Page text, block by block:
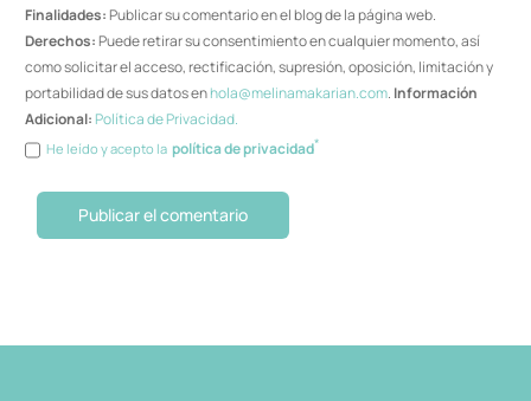
Finalidades:Publicar su comentario en el blog de la página web.
Derechos:Puede retirar su consentimiento en cualquier momento, así
como solicitar el acceso, rectificación, supresión, oposición, limitación y
portabilidad de sus datos enhola@melinamakarian.com. Información
Adicional: Política de Privacidad.
He leído y acepto lapolítica de privacidad*